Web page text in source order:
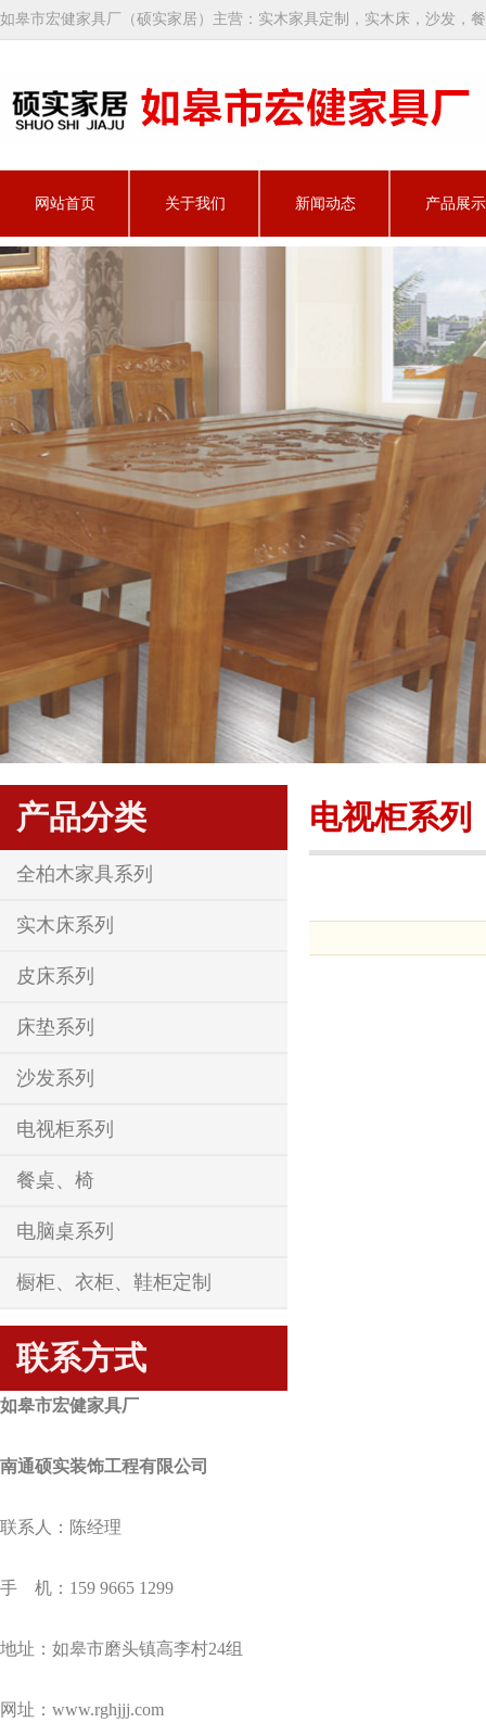
如皋市宏健家具厂（硕实家居）主营：实木家具定制，实木床，沙发，
网站首页 关于我们 新闻动态 产品展示
产品分类
全柏木家具系列
实木床系列
皮床系列
床垫系列
沙发系列
电视柜系列
餐桌、椅
电脑桌系列
橱柜、衣柜、鞋柜定制
联系方式
如皋市宏健家具厂
南通硕实装饰工程有限公司
联系人：陈经理
手 机：159 9665 1299
地址：如皋市磨头镇高李村24组
网址：www.rghjjj.com
电视柜系列